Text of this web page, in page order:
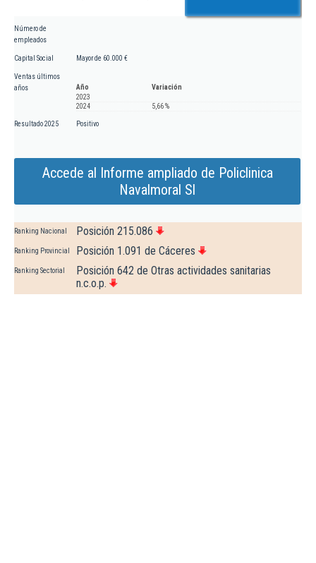
Número de
empleados
Capital Social Mayor de 60.000 €
Ventas últimos
años
Año
Variación
2023
2024
5,66 %
Resultado 2025 Positivo
Accede al Informe ampliado de Policlinica
Navalmoral Sl
Ranking Nacional Posición 215.086
Ranking Provincial Posición 1.091 de Cáceres
Ranking Sectorial
Posición 642 de Otras actividades sanitarias
n.c.o.p.